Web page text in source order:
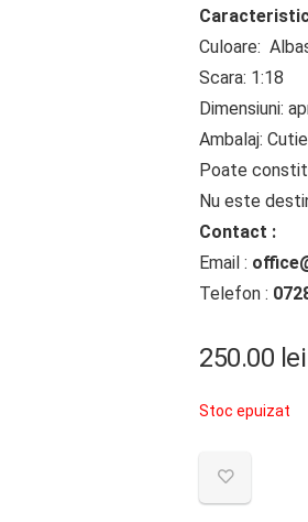
Culoare:
Scara: 1:18
Dimensiuni:
Ambalaj:
Poate
Nu este
Contact :
Email :
Telefon :
250.00 lei
Stoc epuizat